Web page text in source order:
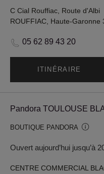
C Cial Rouffiac, Route d'Albi
ROUFFIAC, Haute-Garonne
05 62 89 43 20
ITINÉRAIRE
Pandora TOULOUSE
BOUTIQUE PANDORA
Ouvert aujourd’hui jusqu’à
CENTRE COMMERCIAL